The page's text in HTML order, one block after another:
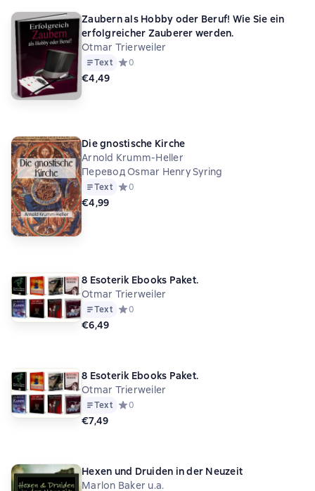
Zaubern als Hobby oder Beruf! Wie Sie ein
erfolgreicher Zauberer werden.
Otmar Trierweiler
Text Средний рейтинг 0 на основе 0 оценок
0
€4,49
Die gnostische Kirche
Arnold Krumm-Heller
Перевод Osmar Henry Syring
Text Средний рейтинг 0 на основе 0 оценок
0
€4,99
8 Esoterik Ebooks Paket.
Otmar Trierweiler
Text Средний рейтинг 0 на основе 0 оценок
0
€6,49
8 Esoterik Ebooks Paket.
Otmar Trierweiler
Text Средний рейтинг 0 на основе 0 оценок
0
€7,49
Hexen und Druiden in der Neuzeit
Marlon Baker u.a.